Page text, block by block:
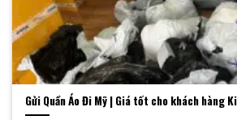
Gửi Quần Áo Đi Mỹ | Giá tốt cho khách hàng